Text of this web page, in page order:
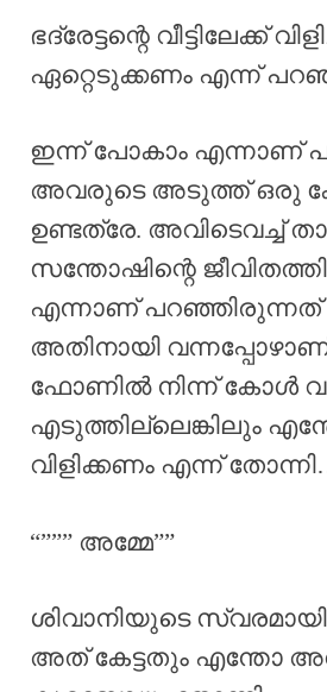
ഭദ്രേട്ടന്റെ വീട്ടിലേക്ക്
ഏറ്റെടുക്കണം എന്ന്
ഇന്ന് പോകാം എന്നാണ്
അവരുടെ അടുത്ത് ഒരു
ഉണ്ടത്രേ. അവിടെവച്ച്
സന്തോഷിന്റെ
എന്നാണ് പറഞ്ഞിരുന്നത്
അതിനായി വന്നപ്പോഴാണ്
ഫോണിൽ നിന്ന് കോൾ
എടുത്തില്ലെങ്കിലും
വിളിക്കണം എന്ന്
“””” അമ്മേ””
ശിവാനിയുടെ
അത് കേട്ടതും എന്തോ